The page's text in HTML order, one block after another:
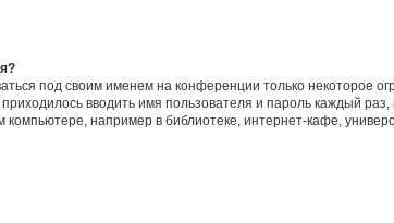
под своим именем на конференции только некоторое
вводить имя пользователя и пароль каждый
например в библиотеке, интернет-кафе,